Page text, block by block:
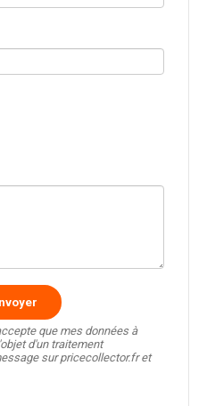
que mes données à
d'un traitement
sur pricecollector.fr et